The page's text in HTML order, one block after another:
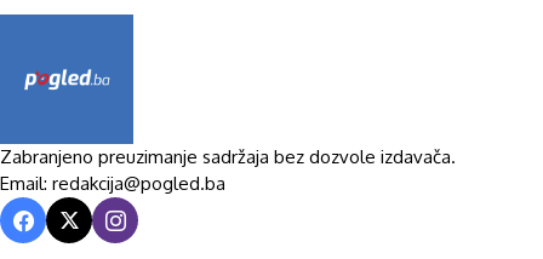
Zabranjeno preuzimanje sadržaja bez dozvole izdavača.
Email: redakcija@pogled.ba